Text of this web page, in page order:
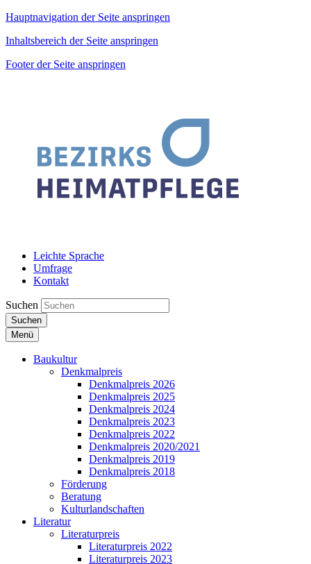
Hauptnavigation der Seite anspringen
Inhaltsbereich der Seite anspringen
Footer der Seite anspringen
Leichte Sprache
Umfrage
Kontakt
Suchen
Suchen
Menü
Baukultur
Denkmalpreis
Denkmalpreis 2026
Denkmalpreis 2025
Denkmalpreis 2024
Denkmalpreis 2023
Denkmalpreis 2022
Denkmalpreis 2020/2021
Denkmalpreis 2019
Denkmalpreis 2018
Förderung
Beratung
Kulturlandschaften
Literatur
Literaturpreis
Literaturpreis 2022
Literaturpreis 2023